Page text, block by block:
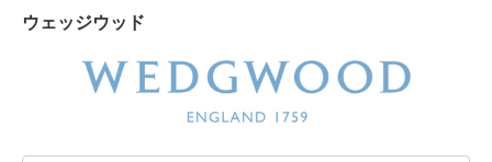
ウェッジウッド